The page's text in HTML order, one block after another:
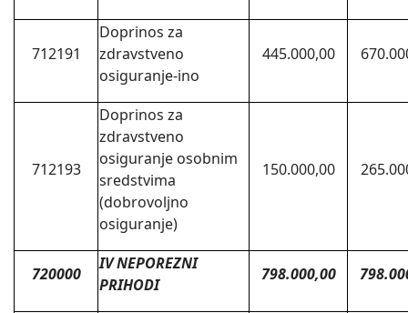
712191
Doprinos za
zdravstveno
osiguranje-ino
445.000,00
712193
Doprinos za
zdravstveno
osiguranje osobnim
sredstvima
(dobrovoljno
osiguranje)
150.000,00
720000
IV NEPOREZNI
PRIHODI
798.000,00